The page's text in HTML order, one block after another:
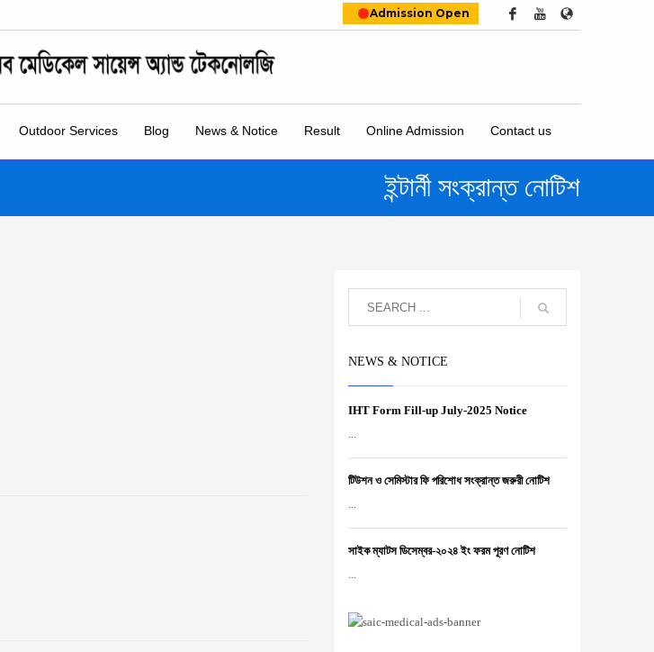
Admission Open
Outdoor Services Blog News & Notice Result Online Admission Contact us
ইন্টার্নী সংক্রান্ত নোটিশ
NEWS & NOTICE
IHT Form Fill-up July-2025 Notice
...
টিউশন ও সেমিস্টার ফি পরিশোধ সংক্রান্ত জরুরী নোটিশ
...
সাইক ম্যাটস ডিসেম্বর-২০২৪ ইং ফরম পূরণ নোটিশ
...